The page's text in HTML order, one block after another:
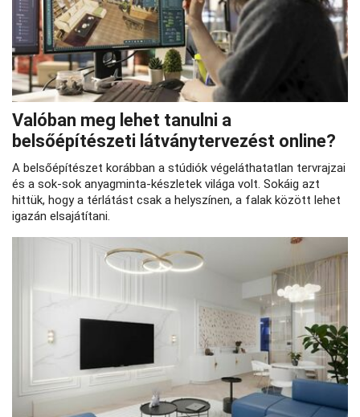
Valóban meg lehet tanulni a
belsőépítészeti látványtervezést online?
A belsőépítészet korábban a stúdiók végeláthatatlan tervrajzai
és a sok-sok anyagminta-készletek világa volt. Sokáig azt
hittük, hogy a térlátást csak a helyszínen, a falak között lehet
igazán elsajátítani.